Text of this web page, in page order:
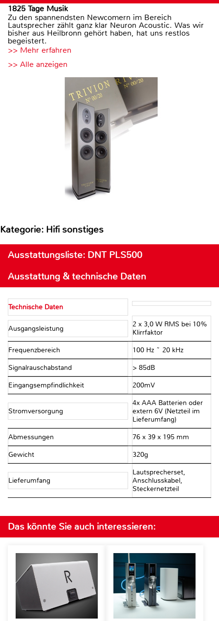
1825 Tage Musik
Zu den spannendsten Newcomern im Bereich
Lautsprecher zählt ganz klar Neuron Acoustic. Was wir
bisher aus Heilbronn gehört haben, hat uns restlos
begeistert.
>> Mehr erfahren
>> Alle anzeigen
Kategorie: Hifi sonstiges
Ausstattungsliste: DNT PLS500
Ausstattung & technische Daten
Technische Daten
Ausgangsleistung
2 x 3,0 W RMS bei 10%
Klirrfaktor
Frequenzbereich 100 Hz ~ 20 kHz
Signalrauschabstand > 85dB
Eingangsempfindlichkeit 200mV
Stromversorgung
4x AAA Batterien oder
extern 6V (Netzteil im
Lieferumfang)
Abmessungen 76 x 39 x 195 mm
Gewicht 320g
Lieferumfang
Lautsprecherset,
Anschlusskabel,
Steckernetzteil
Das könnte Sie auch interessieren: